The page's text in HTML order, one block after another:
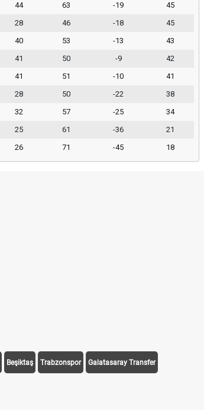
44 63 -19
45
28 46 -18
45
40 53 -13
43
41 50 -9
42
41 51 -10
41
28 50 -22
38
32 57 -25
34
25 61 -36
21
26 71 -45 18
Beşiktaş Trabzonspor Galatasaray Transfer